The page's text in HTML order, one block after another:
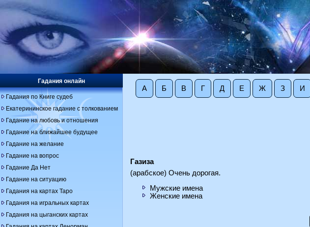
А Б В Г Д Е Ж З И
Газиза
(арабское) Очень дорогая.
Мужские имена
Женские имена
Гадания онлайн
Гадания по Книге судеб
Екатерининское гадание с толкованием
Гадание на любовь и отношения
Гадание на ближайшее будущее
Гадание на желание
Гадание на вопрос
Гадание Да Нет
Гадание на ситуацию
Гадания на картах Таро
Гадания на игральных картах
Гадания на цыганских картах